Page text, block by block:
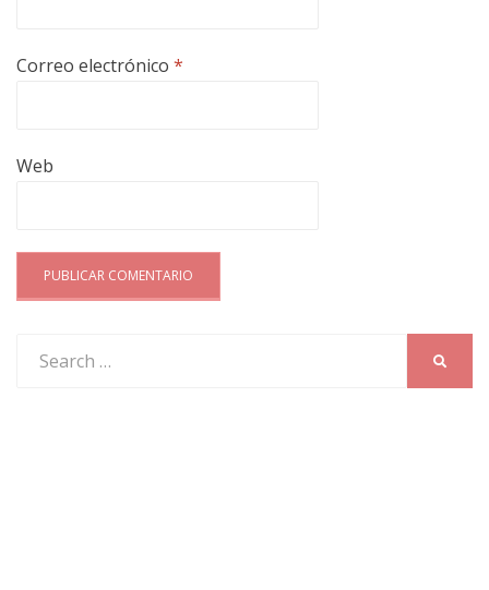
Correo electrónico *
Web
for: